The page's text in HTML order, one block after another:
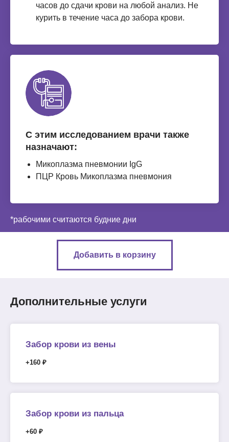
часов до сдачи крови на любой анализ. Не
курить в течение часа до забора крови.
С этим исследованием врачи также
назначают:
Микоплазма пневмонии IgG
ПЦР Кровь Микоплазма пневмония
*рабочими считаются будние дни
Добавить в корзину
Дополнительные услуги
Забор крови из вены
+160 ₽
Забор крови из пальца
+60 ₽